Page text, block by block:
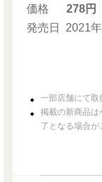
価格
278円
発売日
2021
一部店舗にて取
掲載の新商品は
了となる場合が